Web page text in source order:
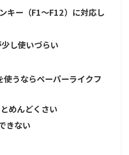
キー（F1〜F12）に対応し
し使いづらい
うならペーパーライクフ
めんどくさい
きない